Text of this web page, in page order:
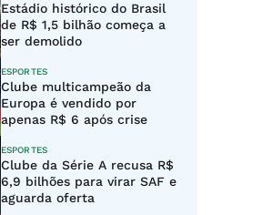
Estádio histórico do Brasil
de R$ 1,5 bilhão começa a
ser demolido
ESPORTES
Clube multicampeão da
Europa é vendido por
apenas R$ 6 após crise
ESPORTES
Clube da Série A recusa R$
6,9 bilhões para virar SAF e
aguarda oferta